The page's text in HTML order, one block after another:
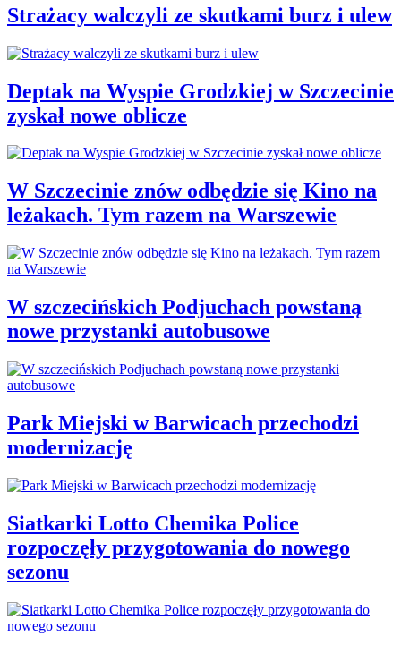
Strażacy walczyli ze skutkami burz i ulew
Deptak na Wyspie Grodzkiej w Szczecinie
zyskał nowe oblicze
W Szczecinie znów odbędzie się Kino na
leżakach. Tym razem na Warszewie
W szczecińskich Podjuchach powstaną
nowe przystanki autobusowe
Park Miejski w Barwicach przechodzi
modernizację
Siatkarki Lotto Chemika Police
rozpoczęły przygotowania do nowego
sezonu